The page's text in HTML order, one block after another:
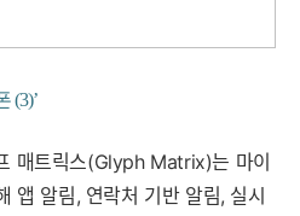
(3)’
매트릭스(Glyph Matrix)는 마이
앱 알림, 연락처 기반 알림, 실시